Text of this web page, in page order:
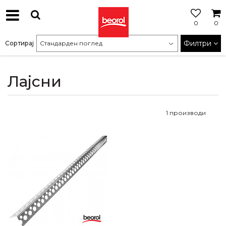
0
0
МОЖНОСТ
БЕСПЛАТНА
ИСПОРАКА
Лајсни
Сортирај Филтри
1 производи